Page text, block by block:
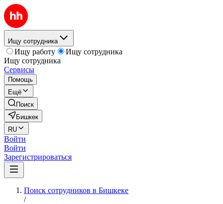
Ищу сотрудника
Ищу работу
Ищу сотрудника
Ищу сотрудника
Сервисы
Помощь
Ещё
Поиск
Бишкек
RU
Войти
Войти
Зарегистрироваться
Поиск сотрудников в Бишкеке
/